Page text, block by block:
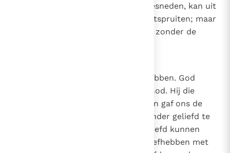
Christus. Want als een tak is afgesneden, kan uit
de levende wortel een andere ontspruiten; maar
wie afgesneden is, kan niet leven zonder de
De liefde waarmee we God liefhebben. God
liefhebben is een geschenk van God. Hij die
liefheeft zonder geliefd te worden gaf ons de
gave om van Hem te houden. Zonder geliefd te
zijn, zijn wij geliefd, zodat wij geliefd kunnen
worden. Want de Geest, die wij liefhebben met